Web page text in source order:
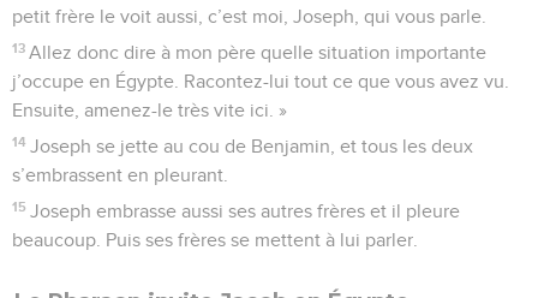
petit frère le voit aussi, c’est moi, Joseph, qui vous parle.
13 Allez donc dire à mon père quelle situation importante
j’occupe en Égypte. Racontez-lui tout ce que vous avez vu.
Ensuite, amenez-le très vite ici. »
14 Joseph se jette au cou de Benjamin, et tous les deux
s’embrassent en pleurant.
15 Joseph embrasse aussi ses autres frères et il pleure
beaucoup. Puis ses frères se mettent à lui parler.